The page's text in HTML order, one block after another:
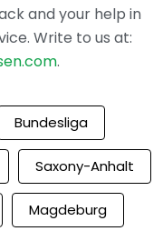
and your help in
Write to us at:
.
Bundesliga
Saxony-Anhalt
Magdeburg